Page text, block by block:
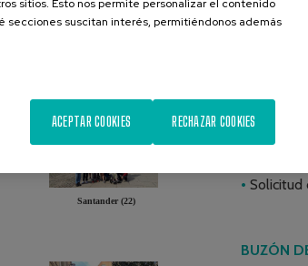
Santander (22)
Atzegi
BOLSA
Solicitud
BUZÓN
sitios. Esto nos permite personalizar el contenido
secciones suscitan interés, permitiéndonos además
RECHAZAR COOKIES
ACEPTAR COOKIES